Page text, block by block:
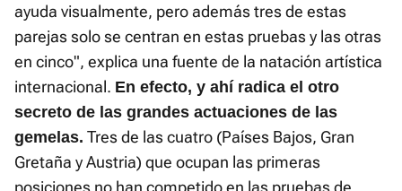
Time
ayuda visualmente, pero además tres de estas
parejas solo se centran en estas pruebas y las otras
en cinco", explica una fuente de la natación artística
internacional. En efecto, y ahí radica el otro
secreto de las grandes actuaciones de las
gemelas. Tres de las cuatro (Países Bajos, Gran
Gretaña y Austria) que ocupan las primeras
posiciones no han competido en las pruebas de